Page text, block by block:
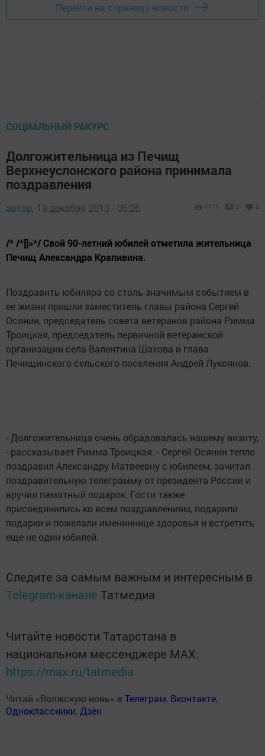
Перейти на страницу новости
СОЦИАЛЬНЫЙ РАКУРС
Долгожительница из Печищ
Верхнеуслонского района принимала
поздравления
автор, 19 декабря 2013 - 05:26 1171 0 0
/* /*]]>*/ Свой 90-летний юбилей отметила жительница
Печищ Александра Крапивина.
Поздравить юбиляра со столь значимым событием в
ее жизни пришли заместитель главы района Сергей
Осянин, председатель совета ветеранов района Римма
Троицкая, председатель первичной ветеранской
организации села Валентина Шахова и глава
Печищинского сельского поселения Андрей Лукоянов.
- Долгожительница очень обрадовалась нашему визиту,
- рассказывает Римма Троицкая. - Сергей Осянин тепло
поздравил Александру Матвеевну с юбилеем, зачитал
поздравительную телеграмму от президента России и
вручил памятный подарок. Гости также
присоединились ко всем поздравлениям, подарили
подарки и пожелали имениннице здоровья и встретить
еще не один юбилей.
Следите за самым важным и интересным в
Telegram-канале Татмедиа
Читайте новости Татарстана в
национальном мессенджере MАХ:
https://max.ru/tatmedia
Читай «Волжскую новь» в Телеграм, Вконтакте,
Одноклассники, Дзен